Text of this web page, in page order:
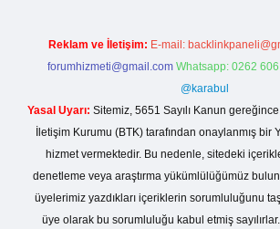
Reklam ve İletişim: E-mail:
forumhizmeti@gmail.com Whatsapp: 0262
@karabul
Yasal Uyarı: Sitemiz, 5651 Sayılı Kanun
İletişim Kurumu (BTK) tarafından onaylanmış bir
hizmet vermektedir. Bu nedenle, sitedeki
denetleme veya araştırma yükümlülüğümüz
üyelerimiz yazdıkları içeriklerin sorumluluğunu
üye olarak bu sorumluluğu kabul etmiş